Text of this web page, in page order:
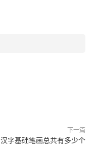
下一篇
汉字基础笔画总共有多少个